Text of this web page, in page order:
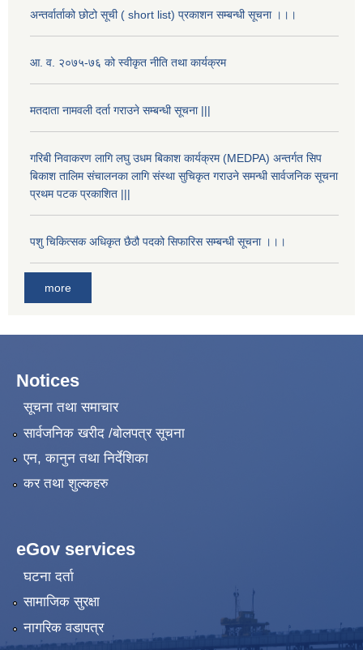
अन्तर्वार्ताको छोटो सूची ( short list) प्रकाशन सम्बन्धी सूचना ।।।
आ. व. २०७५-७६ को स्वीकृत नीति तथा कार्यक्रम
मतदाता नामवली दर्ता गराउने सम्बन्धी सूचना |||
गरिबी निवाकरण लागि लघु उधम बिकाश कार्यक्रम (MEDPA) अन्तर्गत सिप
बिकाश तालिम संचालनका लागि संस्था सुचिकृत गराउने समन्धी सार्वजनिक सूचना
प्रथम पटक प्रकाशित |||
पशु चिकित्सक अधिकृत छैठौ पदको सिफारिस सम्बन्धी सूचना ।।।
more
Notices
सूचना तथा समाचार
सार्वजनिक खरीद /बोलपत्र सूचना
एन, कानुन तथा निर्देशिका
कर तथा शुल्कहरु
eGov services
घटना दर्ता
सामाजिक सुरक्षा
नागरिक वडापत्र